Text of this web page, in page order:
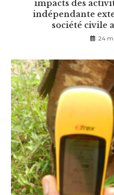
impacts des
indépendante
société civile
24